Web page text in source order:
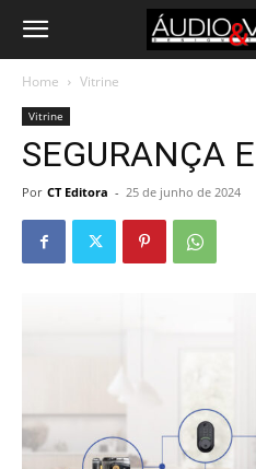
Home Vitrine
Vitrine
SEGURANÇA
Por CT Editora - 25 de junho de 2024